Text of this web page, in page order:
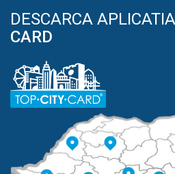
DESCARCA APLICATIA
CARD